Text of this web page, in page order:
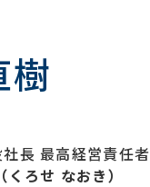
長 最高経営責任者
ろせ なおき）